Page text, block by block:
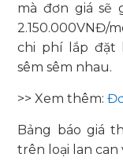
mà đơn giá sẽ
2.150.000VNĐ/
chi phí lắp đặt
sêm sêm nhau.
>> Xem thêm:
Bảng báo giá
trên loại lan can